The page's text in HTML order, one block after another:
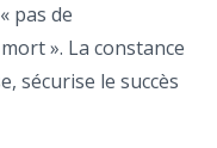
pas de
». La constance
sécurise le succès